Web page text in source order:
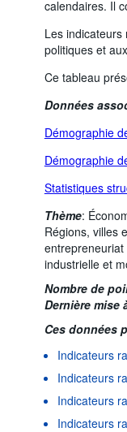
calendaires. Il
Les
politiques et
Ce tableau
Données
Démographie
Démographie
Statistiques
Thème:
Régions, villes
entrepreneuriat
industrielle et
Nombre de
Dernière mise
Ces données
Indicateurs
Indicateurs
Indicateurs
Indicateurs